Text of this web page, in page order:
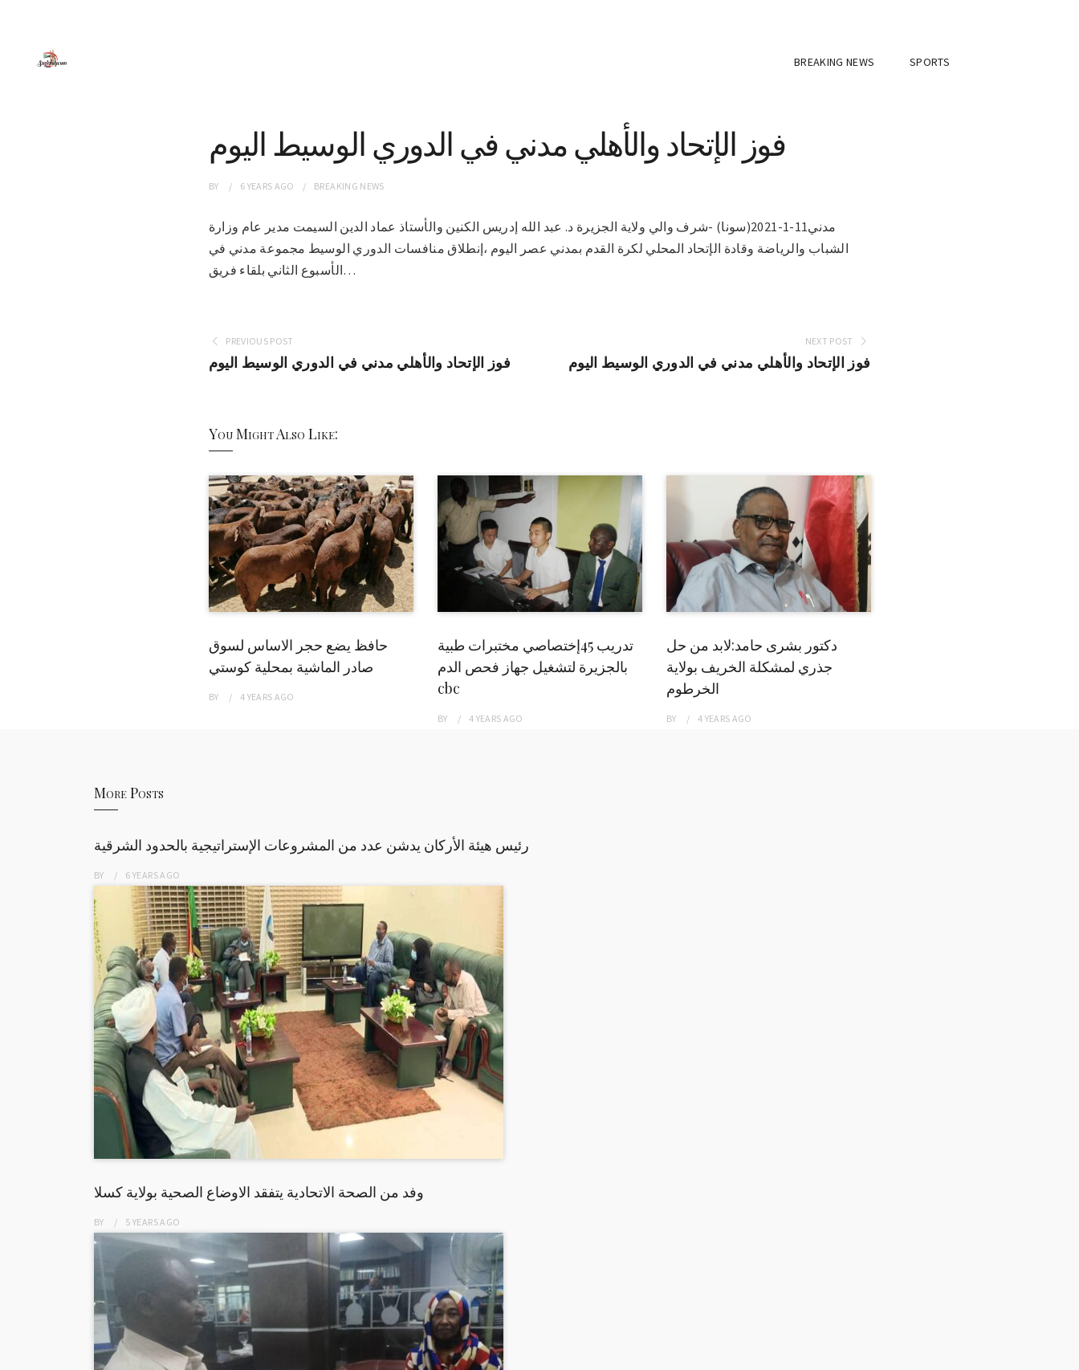
BREAKING NEWS SPORTS
فوز الإتحاد والأهلي مدني في الدوري الوسيط اليوم
BY 6 YEARS AGO BREAKING NEWS
مدني11-1-2021(سونا) -شرف والي ولاية الجزيرة د. عبد الله إدريس الكنين والأستاذ عماد الدين السيمت مدير عام وزارة
الشباب والرياضة وقادة الإتحاد المحلي لكرة القدم بمدني عصر اليوم ،إنطلاق منافسات الدوري الوسيط مجموعة مدني في
الأسبوع الثاني بلقاء فريق…
PREVIOUS POST
فوز الإتحاد والأهلي مدني في الدوري الوسيط اليوم
NEXT POST
فوز الإتحاد والأهلي مدني في الدوري الوسيط اليوم
You Might Also Like:
حافظ يضع حجر الاساس لسوق
صادر الماشية بمحلية كوستي
BY 4 YEARS AGO
تدريب 45إختصاصي مختبرات طبية
بالجزيرة لتشغيل جهاز فحص الدم
cbc
BY 4 YEARS AGO
دكتور بشرى حامد:لابد من حل
جذري لمشكلة الخريف بولاية
الخرطوم
BY 4 YEARS AGO
More Posts
رئيس هيئة الأركان يدشن عدد من المشروعات الإستراتيجية بالحدود الشرقية
BY 6 YEARSAGO
وفد من الصحة الاتحادية يتفقد الاوضاع الصحية بولاية كسلا
BY 5 YEARSAGO